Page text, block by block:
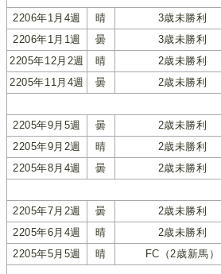
2206年1月4週 晴 3歳未勝利
2206年1月1週
曇 3歳未勝利
2205年12月2週
晴 2歳未勝利
2205年11月4週
曇 2歳未勝利
2205年9月5週 曇 2歳未勝利
2205年9月2週
晴 2歳未勝利
2205年8月4週
曇 2歳未勝利
2205年7月2週 曇 2歳未勝利
2205年6月4週
晴 2歳未勝利
2205年5月5週
晴 FC（2歳新馬）